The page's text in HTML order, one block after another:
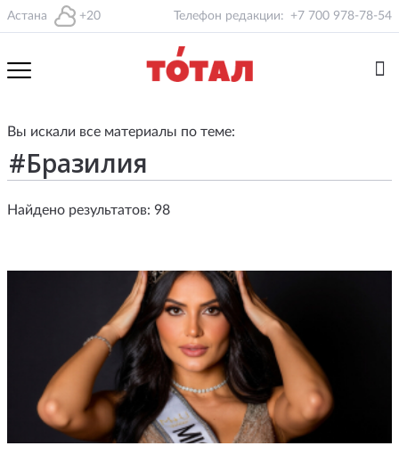
Астана +20 Телефон редакции: +7 700 978-78-54
Вы искали все материалы по теме:
Найдено результатов: 98